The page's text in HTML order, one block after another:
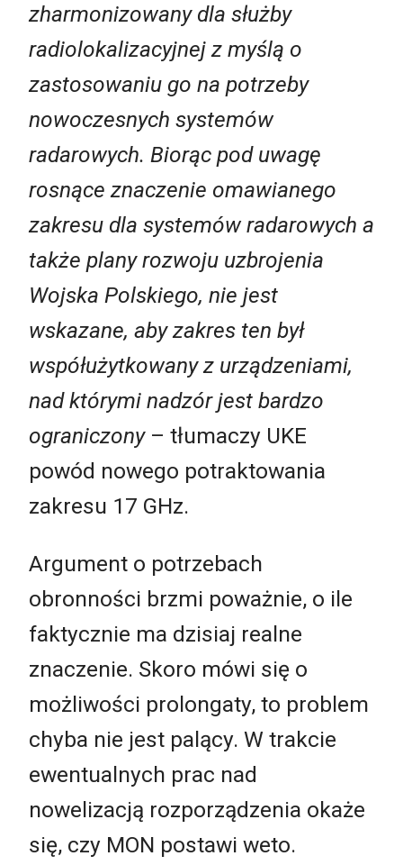
zharmonizowany dla służby
radiolokalizacyjnej z myślą o
zastosowaniu go na potrzeby
nowoczesnych systemów
radarowych. Biorąc pod uwagę
rosnące znaczenie omawianego
zakresu dla systemów radarowych a
także plany rozwoju uzbrojenia
Wojska Polskiego, nie jest
wskazane, aby zakres ten był
współużytkowany z urządzeniami,
nad którymi nadzór jest bardzo
ograniczony– tłumaczy UKE
powód nowego potraktowania
zakresu 17 GHz.
Argument o potrzebach
obronności brzmi poważnie, o ile
faktycznie ma dzisiaj realne
znaczenie. Skoro mówi się o
możliwości prolongaty, to problem
chyba nie jest palący. W trakcie
ewentualnych prac nad
nowelizacją rozporządzenia okaże
się, czy MON postawi weto.